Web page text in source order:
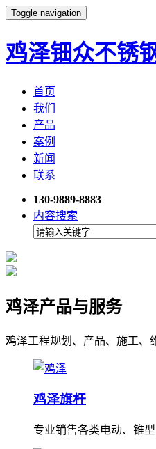
Toggle navigation
鸡泽钿众不锈
首页
我们
产品
案例
新闻
联系
130-9889-8883
内容搜索
鸡泽产品与服务
鸡泽工程规划、产品、施工、
鸡泽旗杆
专业销售各类电动、锥